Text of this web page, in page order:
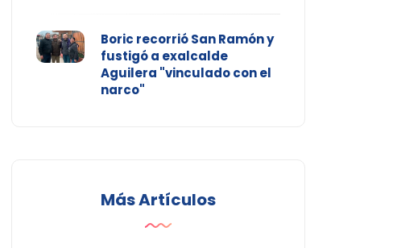
Boric recorrió San Ramón y
fustigó a exalcalde
Aguilera "vinculado con el
narco"
Más Artículos